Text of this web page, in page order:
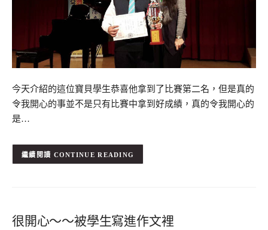
今天介紹的這位寶貝學生恭喜他拿到了比賽第二名，但是真的
令我開心的事並不是只有比賽中拿到好成績，真的令我開心的
是…
CONTINUE READING
很開心～～被學生寫進作文裡